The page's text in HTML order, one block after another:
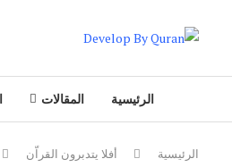
الرئيسية المقالات
الرئيسية أفلا يتدبرون القراّن